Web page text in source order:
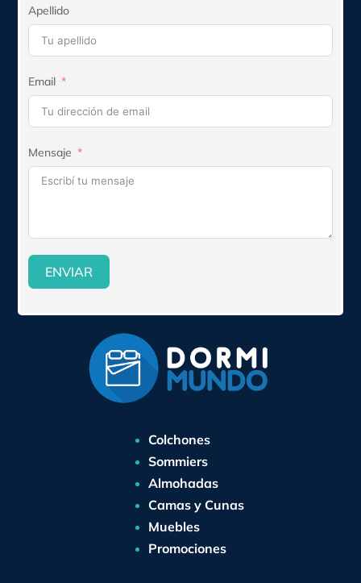
Colchones
Sommiers
Almohadas
Camas y Cunas
Muebles
Promociones
Apellido
Email
Mensaje
ENVIAR